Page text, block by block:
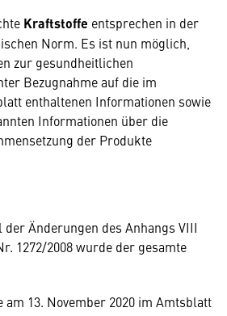
Kraftstoffe entsprechen in der
Norm. Es ist nun möglich,
zur gesundheitlichen
Bezugnahme auf die im
enthaltenen Informationen sowie
Informationen über die
der Produkte
Änderungen des Anhangs VIII
1272/2008 wurde der gesamte
13. November 2020 im Amtsblatt